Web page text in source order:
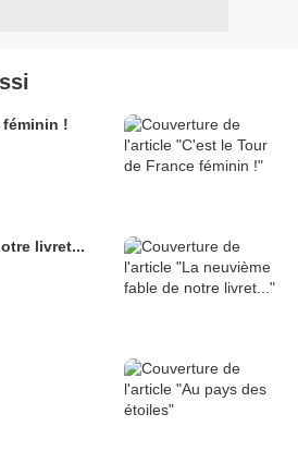
féminin !
livret...